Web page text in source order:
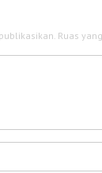
Ruas